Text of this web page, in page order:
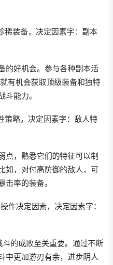
稀装备，决定因素字：副本
的好机会。参与各种副本活
有机会获取顶级装备和独特
斗能力。
策略，决定因素字：敌人特
点，熟悉它们的特征可以制
如，对付高防御的敌人，可
击率的装备。
作决定因素，决定因素字：
的成败至关重要。通过不断
中更加游刃有余，进步阴人